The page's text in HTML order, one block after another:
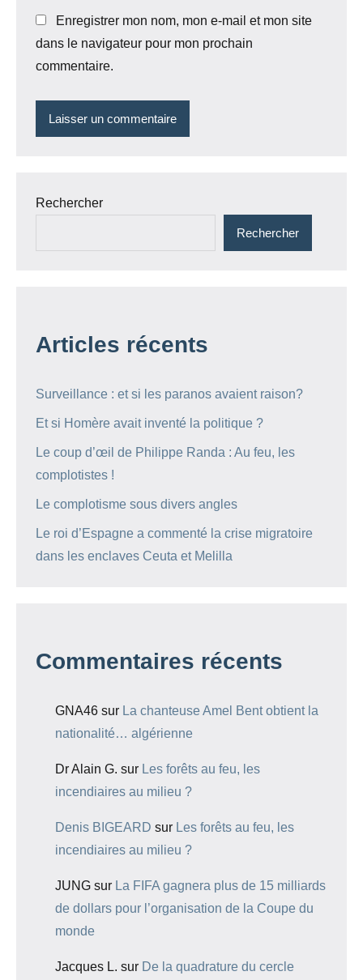
Enregistrer mon nom, mon e-mail et mon site
dans le navigateur pour mon prochain
commentaire.
Rechercher
Rechercher
Articles récents
Surveillance : et si les paranos avaient raison?
Et si Homère avait inventé la politique ?
Le coup d’œil de Philippe Randa : Au feu, les
complotistes !
Le complotisme sous divers angles
Le roi d’Espagne a commenté la crise migratoire
dans les enclaves Ceuta et Melilla
Commentaires récents
GNA46 sur La chanteuse Amel Bent obtient la
nationalité… algérienne
Dr Alain G. sur Les forêts au feu, les
incendiaires au milieu ?
Denis BIGEARD sur Les forêts au feu, les
incendiaires au milieu ?
JUNG sur La FIFA gagnera plus de 15 milliards
de dollars pour l’organisation de la Coupe du
monde
Jacques L. sur De la quadrature du cercle